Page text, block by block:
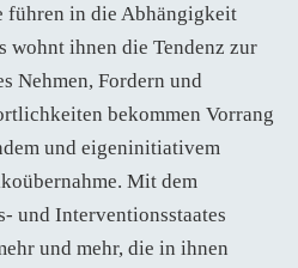
führen in die Abhängigkeit
wohnt ihnen die Tendenz zur
Nehmen, Fordern und
bekommen Vorrang
und eigeninitiativem
Mit dem
und Interventionsstaates
und mehr, die in ihnen